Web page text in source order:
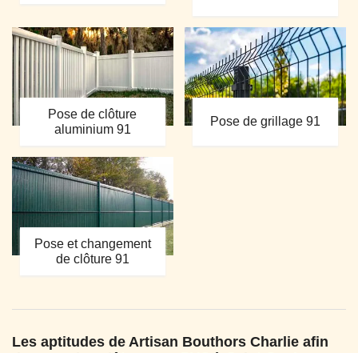
Pose de clôture
aluminium 91
Pose de grillage 91
Pose et changement
de clôture 91
Les aptitudes de Artisan Bouthors Charlie afin